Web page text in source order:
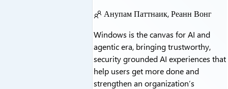
Анупам Паттнаик, Реанн Вонг
Windows is the canvas for AI and
agentic era, bringing trustworthy,
security grounded AI experiences that
help users get more done and
strengthen an organization’s